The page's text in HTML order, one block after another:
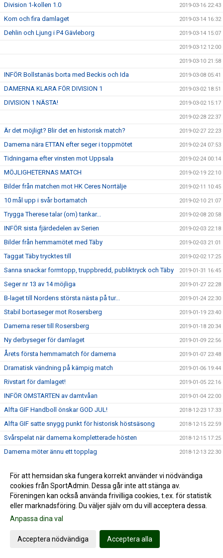
Division 1-kollen 1.0 2019-03-16 22:43
Kom och fira damlaget 2019-03-14 16:32
Dehlin och Ljung i P4 Gävleborg 2019-03-14 15:07
2019-03-12 12:00
2019-03-10 21:58
INFÖR Bollstanäs borta med Beckis och Ida 2019-03-08 05:41
DAMERNA KLARA FÖR DIVISION 1 2019-03-02 18:51
DIVISION 1 NÄSTA! 2019-03-02 15:17
2019-02-28 22:37
Är det möjligt? Blir det en historisk match? 2019-02-27 22:23
Damerna nära ETTAN efter seger i toppmötet 2019-02-24 07:53
Tidningarna efter vinsten mot Uppsala 2019-02-24 00:14
MÖJLIGHETERNAS MATCH 2019-02-19 22:10
Bilder från matchen mot HK Ceres Norrtälje 2019-02-11 10:45
10 mål upp i svår bortamatch 2019-02-10 21:07
Trygga Therese talar (om) tankar... 2019-02-08 20:58
INFÖR sista fjärdedelen av Serien 2019-02-03 22:18
Bilder från hemmamötet med Täby 2019-02-03 21:01
Taggat Täby trycktes till 2019-02-02 17:25
Sanna snackar formtopp, truppbredd, publiktryck och Täby 2019-01-31 16:45
Seger nr 13 av 14 möjliga 2019-01-27 22:28
B-laget till Nordens största nästa på tur... 2019-01-24 22:30
Stabil bortaseger mot Rosersberg 2019-01-19 23:40
Damerna reser till Rosersberg 2019-01-18 20:34
Ny derbyseger för damlaget 2019-01-09 22:56
Årets första hemmamatch för damerna 2019-01-07 23:48
Dramatisk vändning på kämpig match 2019-01-06 19:44
Rivstart för damlaget! 2019-01-05 22:16
INFÖR OMSTARTEN av damtvåan 2019-01-04 22:00
Alfta GIF Handboll önskar GOD JUL! 2018-12-23 17:33
Alfta GIF satte snygg punkt för historisk höstsäsong 2018-12-15 22:59
Svårspelat när damerna kompletterade hösten 2018-12-15 17:25
Damerna möter ännu ett topplag 2018-12-13 22:30
"Högriskmatch" i Maser... 2018-12-08 06:47
Händelserikt toppmöte mot Rosersberg 2018-12-02 17:04
INFÖR Rosersberg hemma med Moa 2018-11-29 23:07
Handbollshöjdare i Decemberdrag
Stabil hemmaseger = 7:e raka
För att hemsidan ska fungera korrekt använder vi nödvändiga
cookies från SportAdmin. Dessa går inte att stänga av.
Föreningen kan också använda frivilliga cookies, t.ex. för statistik
eller marknadsföring. Du väljer själv om du vill acceptera dessa.
Anpassa dina val
Acceptera nödvändiga Acceptera alla